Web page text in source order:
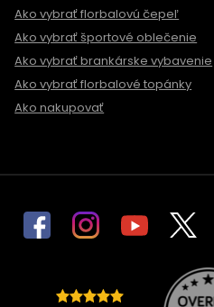
Ako vybrať florbalovú čepeľ
Ako vybrať športové oblečenie
Ako vybrať brankárske vybavenie
Ako vybrať florbalové topánky
Ako nakupovať